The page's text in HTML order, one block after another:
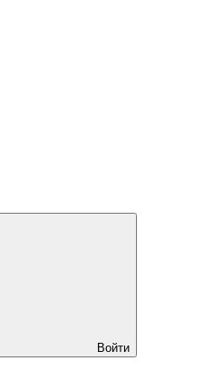
Войти